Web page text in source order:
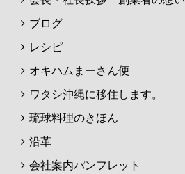
ブログ
レシピ
オキハムまーさん便
ワタシ沖縄に移住します。
琉球料理のきほん
沿革
会社案内パンフレット